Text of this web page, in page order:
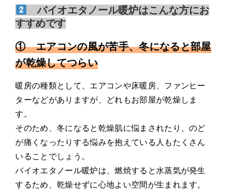
バイオエタノール暖炉はこんな方にお
すすめです
① エアコンの風が苦手、冬になると部屋
が乾燥してつらい
暖房の種類として、エアコンや床暖房、ファンヒー
ターなどがありますが、どれもお部屋が乾燥しま
す。
そのため、冬になると乾燥肌に悩まされたり、のど
が痛くなったりする悩みを抱えている人もたくさん
いることでしょう。
バイオエタノール暖炉は、燃焼すると水蒸気が発生
するため、乾燥せずに心地よい空間が生まれます。